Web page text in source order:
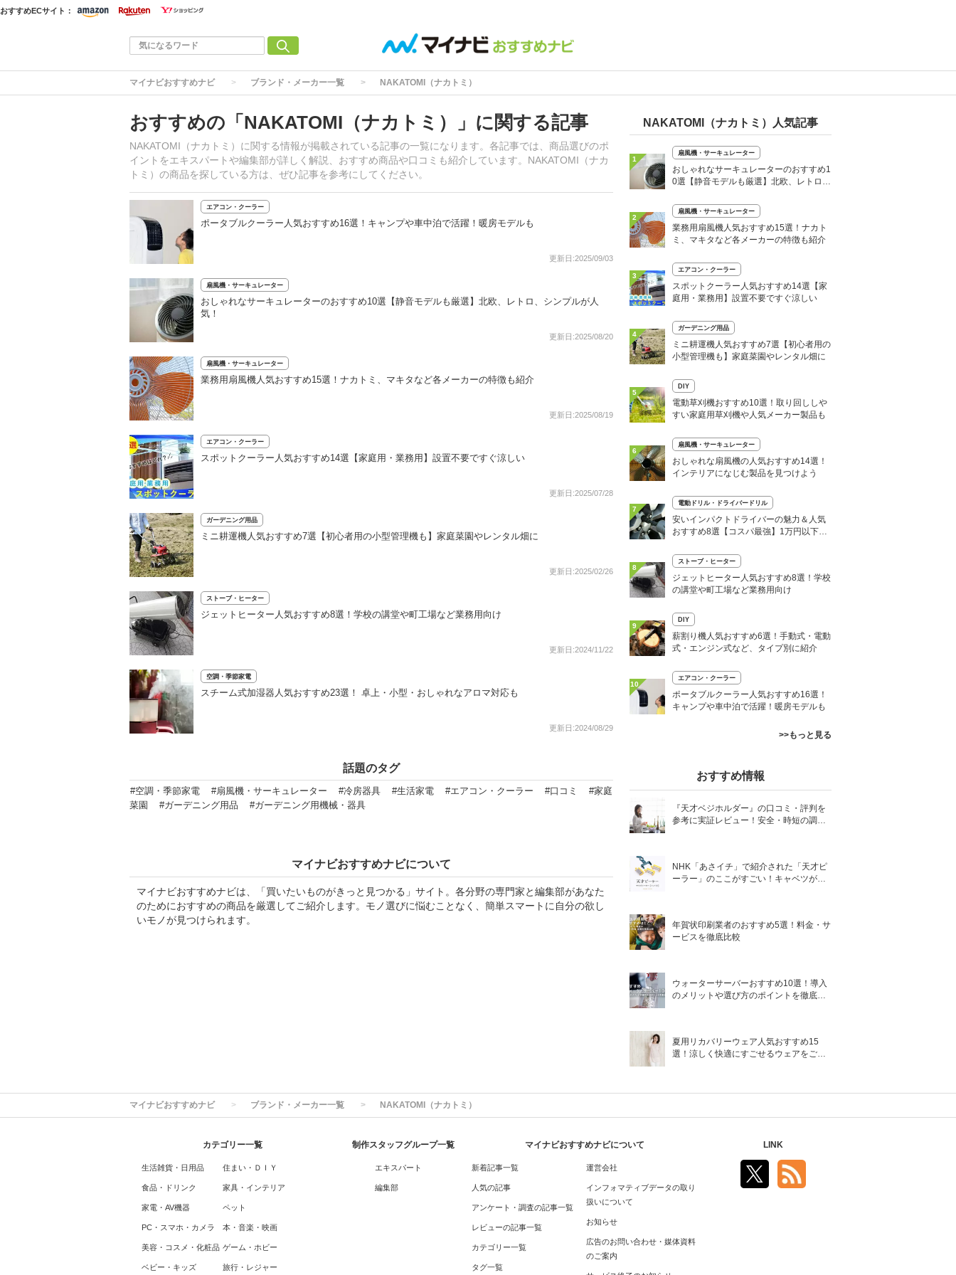
おすすめECサイト：
マイナビおすすめナビ ブランド・メーカー一覧 NAKATOMI（ナカトミ）
おすすめの「NAKATOMI（ナカトミ）」に関する記事
NAKATOMI（ナカトミ）に関する情報が掲載されている記事の一覧になります。各記事では、商品選びのポ
イントをエキスパートや編集部が詳しく解説、おすすめ商品や口コミも紹介しています。NAKATOMI（ナカ
トミ）の商品を探している方は、ぜひ記事を参考にしてください。
エアコン・クーラー
ポータブルクーラー人気おすすめ16選！キャンプや車中泊で活躍！暖房モデルも
更新日:2025/09/03
扇風機・サーキュレーター
おしゃれなサーキュレーターのおすすめ10選【静音モデルも厳選】北欧、レトロ、シンプルが人
気！
更新日:2025/08/20
扇風機・サーキュレーター
業務用扇風機人気おすすめ15選！ナカトミ、マキタなど各メーカーの特徴も紹介
更新日:2025/08/19
エアコン・クーラー
スポットクーラー人気おすすめ14選【家庭用・業務用】設置不要ですぐ涼しい
更新日:2025/07/28
ガーデニング用品
ミニ耕運機人気おすすめ7選【初心者用の小型管理機も】家庭菜園やレンタル畑に
更新日:2025/02/26
ストーブ・ヒーター
ジェットヒーター人気おすすめ8選！学校の講堂や町工場など業務用向け
更新日:2024/11/22
空調・季節家電
スチーム式加湿器人気おすすめ23選！ 卓上・小型・おしゃれなアロマ対応も
更新日:2024/08/29
話題のタグ
#空調・季節家電 #扇風機・サーキュレーター #冷房器具 #生活家電 #エアコン・クーラー #口コミ
#家庭
菜園
#ガーデニング用品 #ガーデニング用機械・器具
マイナビおすすめナビについて
マイナビおすすめナビは、「買いたいものがきっと見つかる」サイト。各分野の専門家と編集部があなた
のためにおすすめの商品を厳選してご紹介します。モノ選びに悩むことなく、簡単スマートに自分の欲し
いモノが見つけられます。
NAKATOMI（ナカトミ）人気記事
1
扇風機・サーキュレーター
おしゃれなサーキュレーターのおすすめ1
0選【静音モデルも厳選】北欧、レトロ、
2
扇風機・サーキュレーター
業務用扇風機人気おすすめ15選！ナカト
ミ、マキタなど各メーカーの特徴も紹介
3
エアコン・クーラー
スポットクーラー人気おすすめ14選【家
庭用・業務用】設置不要ですぐ涼しい
4
ガーデニング用品
ミニ耕運機人気おすすめ7選【初心者用の
小型管理機も】家庭菜園やレンタル畑に
5
DIY
電動草刈機おすすめ10選！取り回ししや
すい家庭用草刈機や人気メーカー製品も
6
扇風機・サーキュレーター
おしゃれな扇風機の人気おすすめ14選！
インテリアになじむ製品を見つけよう
7
電動ドリル・ドライバードリル
安いインパクトドライバーの魅力＆人気
おすすめ8選【コスパ最強】1万円以下で
8
ストーブ・ヒーター
ジェットヒーター人気おすすめ8選！学校
の講堂や町工場など業務用向け
9
DIY
薪割り機人気おすすめ6選！手動式・電動
式・エンジン式など、タイプ別に紹介
10
エアコン・クーラー
ポータブルクーラー人気おすすめ16選！
キャンプや車中泊で活躍！暖房モデルも
>>もっと見る
おすすめ情報
『天才ベジホルダー』の口コミ・評判を
参考に実証レビュー！安全・時短の調理
NHK「あさイチ」で紹介された「天才ピ
ーラー」のここがすごい！キャベツがほ
年賀状印刷業者のおすすめ5選！料金・サ
ービスを徹底比較
ウォーターサーバーおすすめ10選！導入
のメリットや選び方のポイントを徹底解
夏用リカバリーウェア人気おすすめ15
選！涼しく快適にすごせるウェアをご紹
マイナビおすすめナビ ブランド・メーカー一覧 NAKATOMI（ナカトミ）
カテゴリー一覧
生活雑貨・日用品
食品・ドリンク
家電・AV機器
PC・スマホ・カメラ
美容・コスメ・化粧品
ベビー・キッズ
住まい・ＤＩＹ
家具・インテリア
ペット
本・音楽・映画
ゲーム・ホビー
旅行・レジャー
制作スタッフグループ一覧
エキスパート
編集部
マイナビおすすめナビについて
新着記事一覧
人気の記事
アンケート・調査の記事一覧
レビューの記事一覧
カテゴリー一覧
タグ一覧
運営会社
インフォマティブデータの取り
扱いについて
お知らせ
広告のお問い合わせ・媒体資料
のご案内
LINK